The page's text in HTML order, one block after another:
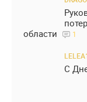
области
1
С